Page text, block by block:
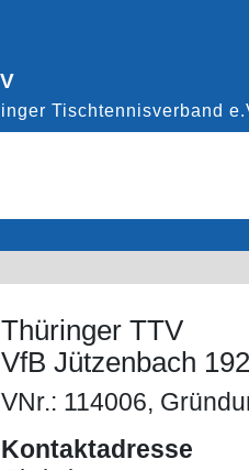
Thüringer TTV
VfB Jützenbach
VNr.: 114006,
Kontaktadresse